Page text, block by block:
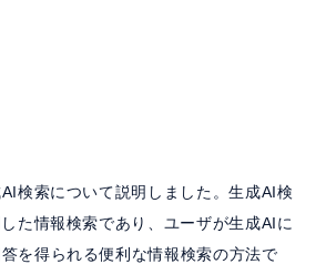
検索について説明しました。生成AI検
た情報検索であり、ユーザが生成AIに
を得られる便利な情報検索の方法で